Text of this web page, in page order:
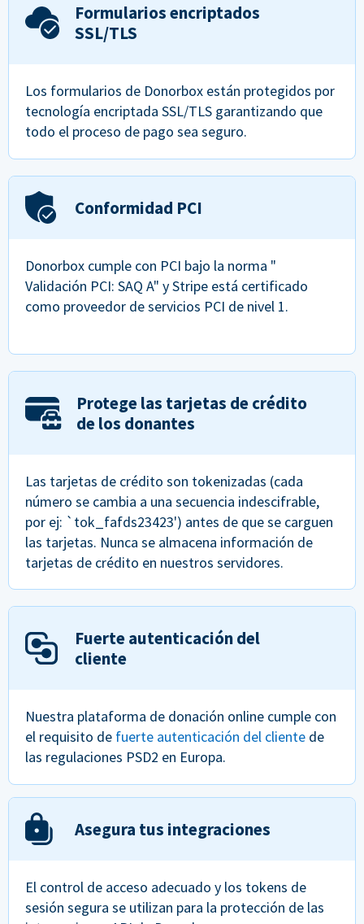
Formularios encriptados
SSL/TLS
Los formularios de Donorbox están protegidos por
tecnología encriptada SSL/TLS garantizando que
todo el proceso de pago sea seguro.
Conformidad PCI
Donorbox cumple con PCI bajo la norma "
Validación PCI: SAQ A" y Stripe está certificado
como proveedor de servicios PCI de nivel 1.
Protege las tarjetas de crédito
de los donantes
Las tarjetas de crédito son tokenizadas (cada
número se cambia a una secuencia indescifrable,
por ej: `tok_fafds23423') antes de que se carguen
las tarjetas. Nunca se almacena información de
tarjetas de crédito en nuestros servidores.
Fuerte autenticación del
cliente
Nuestra plataforma de donación online cumple con
el requisito de fuerte autenticación del cliente de
las regulaciones PSD2 en Europa.
Asegura tus integraciones
El control de acceso adecuado y los tokens de
sesión segura se utilizan para la protección de las